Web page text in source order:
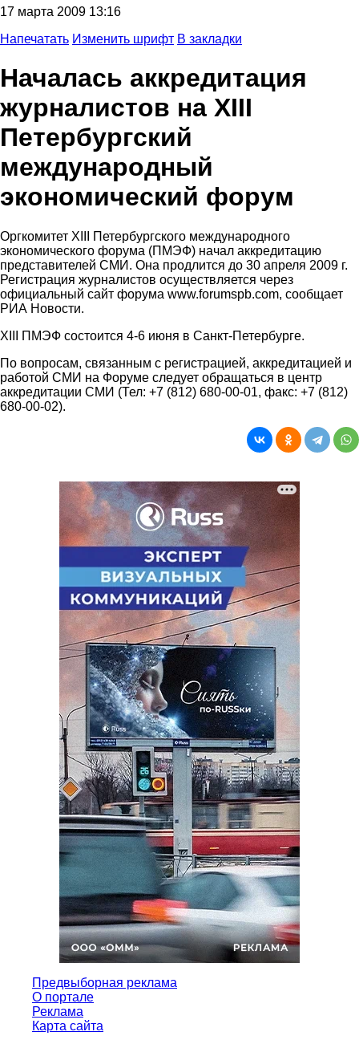
17 марта 2009 13:16
Напечатать Изменить шрифт В закладки
Началась аккредитация
журналистов на XIII
Петербургский
международный
экономический форум
Оргкомитет XIII Петербургского международного
экономического форума (ПМЭФ) начал аккредитацию
представителей СМИ. Она продлится до 30 апреля 2009 г.
Регистрация журналистов осуществляется через
официальный сайт форума www.forumspb.com, сообщает
РИА Новости.
XIII ПМЭФ состоится 4-6 июня в Санкт-Петербурге.
По вопросам, связанным с регистрацией, аккредитацией и
работой СМИ на Форуме следует обращаться в центр
аккредитации СМИ (Тел: +7 (812) 680-00-01, факс: +7 (812)
680-00-02).
Предвыборная реклама
О портале
Реклама
Карта сайта